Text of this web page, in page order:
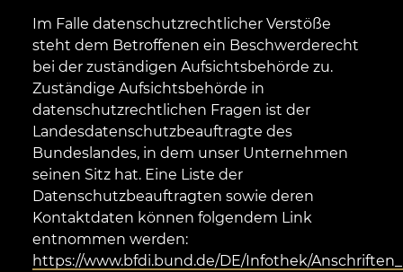
Im Falle datenschutzrechtlicher Verstöße
steht dem Betroffenen ein Beschwerderecht
bei der zuständigen Aufsichtsbehörde zu.
Zuständige Aufsichtsbehörde in
datenschutzrechtlichen Fragen ist der
Landesdatenschutzbeauftragte des
Bundeslandes, in dem unser Unternehmen
seinen Sitz hat. Eine Liste der
Datenschutzbeauftragten sowie deren
Kontaktdaten können folgendem Link
entnommen werden:
https://www.bfdi.bund.de/DE/Infothek/